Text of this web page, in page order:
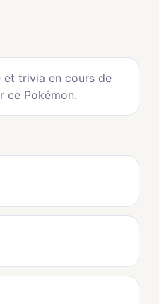
et trivia en cours de
ce Pokémon.